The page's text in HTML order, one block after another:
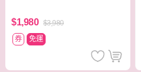
$1,980 $3,980
券
免運